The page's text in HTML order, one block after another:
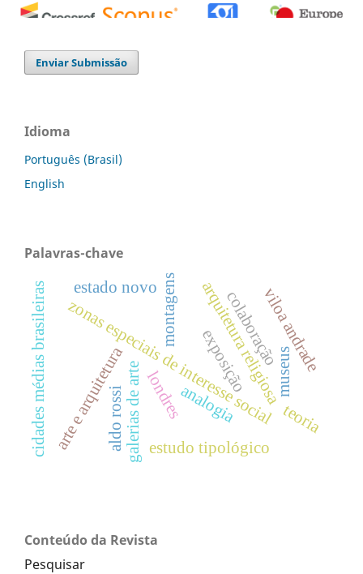
Enviar Submissão
Idioma
Português (Brasil)
English
Palavras-chave
arquitetura religiosa
zonas especiais de interesse social
arte e arquitetura museus
galerias de arte
montagens
exposição
londres
cidades médias brasileiras estudo tipológico
viloa andrade
estado novo
analogia
aldo rossi
colaboração
teoria
Conteúdo da Revista
Pesquisar